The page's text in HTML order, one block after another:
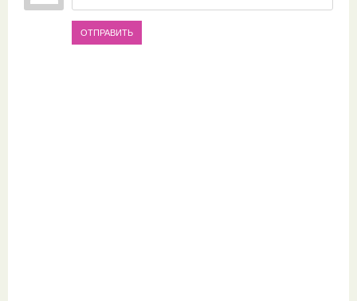
ОТПРАВИТЬ